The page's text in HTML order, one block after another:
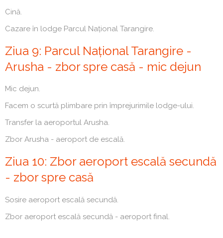
Cină.
Cazare în lodge Parcul Național Tarangire.
Ziua 9: Parcul Național Tarangire -
Arusha - zbor spre casă - mic dejun
Mic dejun.
Facem o scurtă plimbare prin împrejurimile lodge-ului.
Transfer la aeroportul Arusha.
Zbor Arusha - aeroport de escală.
Ziua 10: Zbor aeroport escală secundă
- zbor spre casă
Sosire aeroport escală secundă.
Zbor aeroport escală secundă - aeroport final.